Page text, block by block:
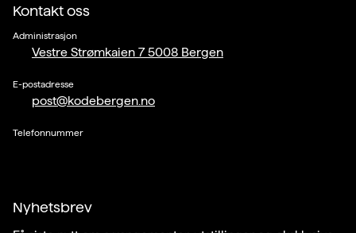
Kontakt oss
Administrasjon
Vestre Strømkaien 7 5008 Bergen
E-postadresse
post@kodebergen.no
Telefonnummer
Nyhetsbrev